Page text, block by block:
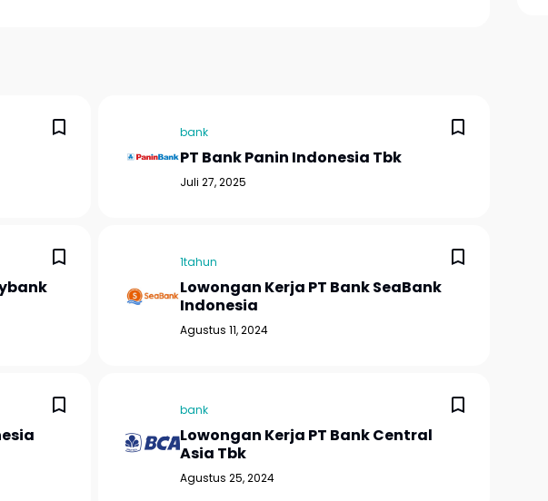
bank
PT Bank Panin Indonesia Tbk
Juli 27, 2025
1tahun
Lowongan Kerja PT Bank SeaBank
Indonesia
Agustus 11, 2024
bank
Lowongan Kerja PT Bank Central
Asia Tbk
Agustus 25, 2024